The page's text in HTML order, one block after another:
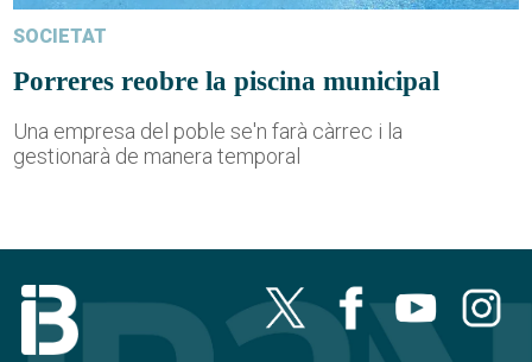
SOCIETAT
Porreres reobre la piscina municipal
Una empresa del poble se'n farà càrrec i la
gestionarà de manera temporal